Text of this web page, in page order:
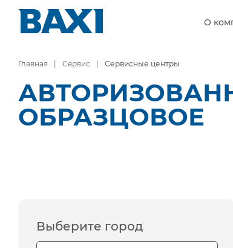
О
Главная Сервис Сервисные центры
ОБРАЗЦОВОЕ
Выберите город